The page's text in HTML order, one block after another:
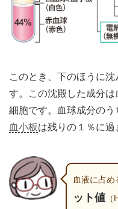
このとき、下のほうに
す。この沈殿した成分
細胞です。血球成分のう
血小板は残りの１％に過
血液に占め
ット値